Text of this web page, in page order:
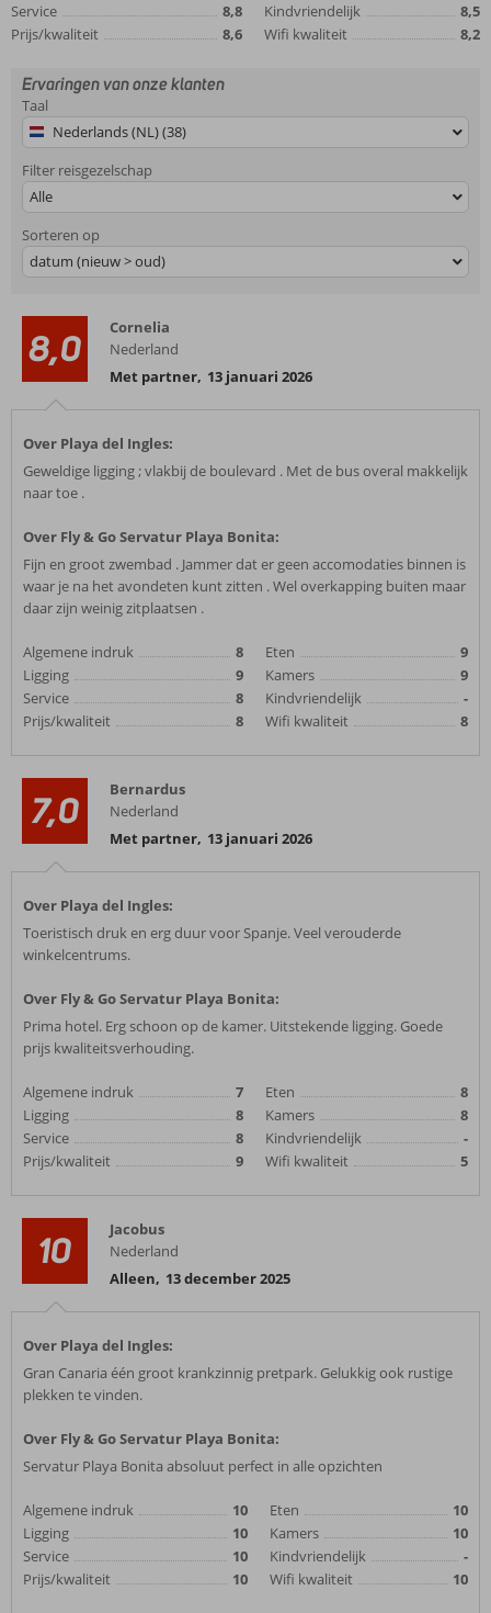
Service
8,8
Prijs/kwaliteit
8,6
Kindvriendelijk
8,5
Wifi kwaliteit
8,2
Ervaringen van onze klanten
Taal
Nederlands (NL) (38)
Filter reisgezelschap
Alle
Sorteren op
datum (nieuw > oud)
8,0
Cornelia
Nederland
Met partner, 13 januari 2026
Over Playa del Ingles:
Geweldige ligging ; vlakbij de boulevard . Met de bus overal makkelijk
naar toe .
Over Fly & Go Servatur Playa Bonita:
Fijn en groot zwembad . Jammer dat er geen accomodaties binnen is
waar je na het avondeten kunt zitten . Wel overkapping buiten maar
daar zijn weinig zitplaatsen .
Algemene indruk
8
Ligging
9
Service
8
Prijs/kwaliteit
8
Eten
9
Kamers
9
Kindvriendelijk
-
Wifi kwaliteit
8
7,0
Bernardus
Nederland
Met partner, 13 januari 2026
Over Playa del Ingles:
Toeristisch druk en erg duur voor Spanje. Veel verouderde
winkelcentrums.
Over Fly & Go Servatur Playa Bonita:
Prima hotel. Erg schoon op de kamer. Uitstekende ligging. Goede
prijs kwaliteitsverhouding.
Algemene indruk
7
Ligging
8
Service
8
Prijs/kwaliteit
9
Eten
8
Kamers
8
Kindvriendelijk
-
Wifi kwaliteit
5
10
Jacobus
Nederland
Alleen, 13 december 2025
Over Playa del Ingles:
Gran Canaria één groot krankzinnig pretpark. Gelukkig ook rustige
plekken te vinden.
Over Fly & Go Servatur Playa Bonita:
Servatur Playa Bonita absoluut perfect in alle opzichten
Algemene indruk
10
Ligging
10
Service
10
Prijs/kwaliteit
10
Eten
10
Kamers
10
Kindvriendelijk
-
Wifi kwaliteit
10